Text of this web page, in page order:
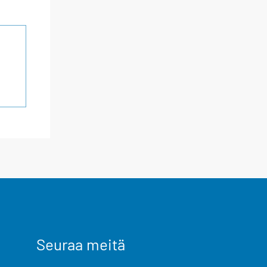
Seuraa meitä